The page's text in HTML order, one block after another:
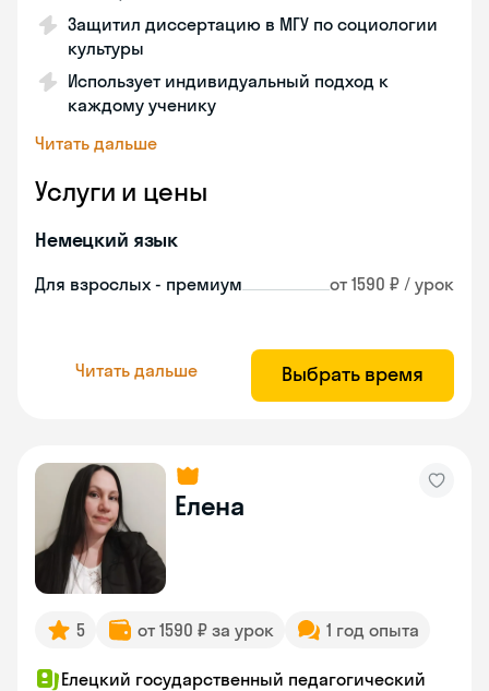
Защитил диссертацию в МГУ по социологии
культуры
Использует индивидуальный подход к
каждому ученику
Читать дальше
Услуги и цены
Немецкий язык
Для взрослых - премиум от 1590 ₽ / урок
Читать дальше Выбрать время
Елена
5 от 1590 ₽ за урок 1 год опыта
Елецкий государственный педагогический